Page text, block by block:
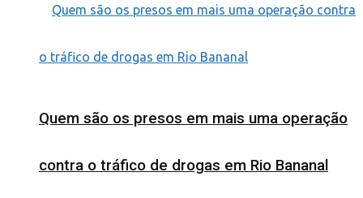
Quem são os presos em mais uma operação
contra o tráfico de drogas em Rio Bananal